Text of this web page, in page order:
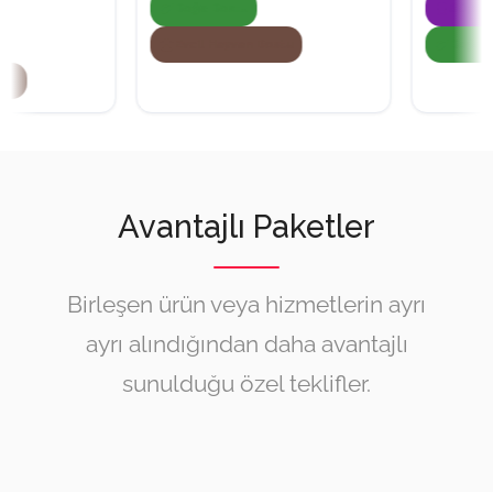
Avantajlı Paketler
Birleşen ürün veya hizmetlerin ayrı
ayrı alındığından daha avantajlı
sunulduğu özel teklifler.